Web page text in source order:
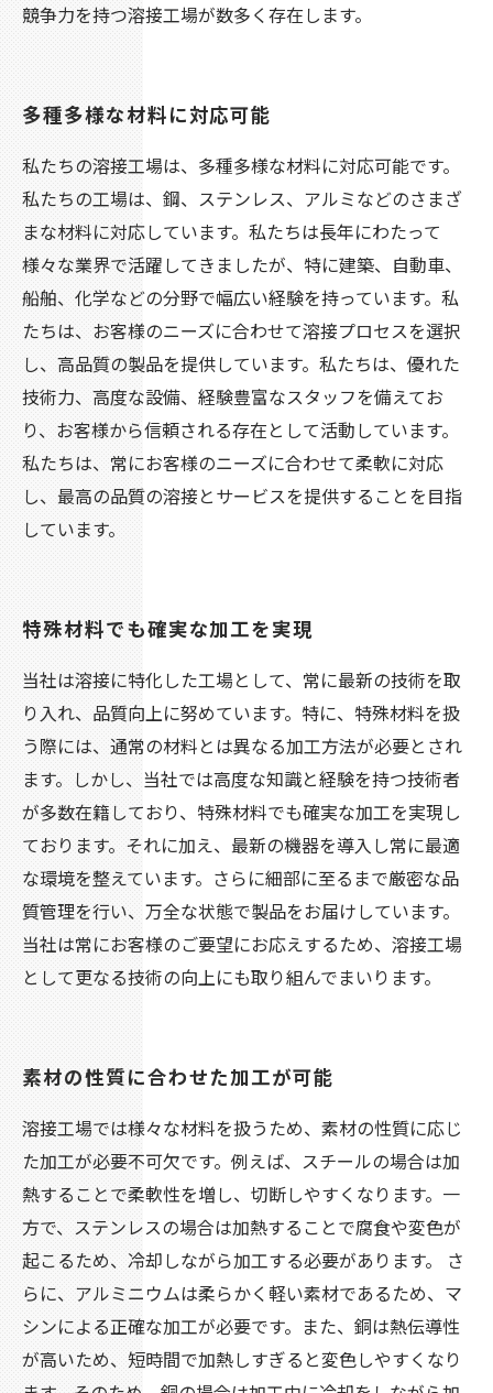
競争力を持つ溶接工場が数多く存在します。
多種多様な材料に対応可能
私たちの溶接工場は、多種多様な材料に対応可能です。
私たちの工場は、鋼、ステンレス、アルミなどのさまざ
まな材料に対応しています。私たちは長年にわたって
様々な業界で活躍してきましたが、特に建築、自動車、
船舶、化学などの分野で幅広い経験を持っています。私
たちは、お客様のニーズに合わせて溶接プロセスを選択
し、高品質の製品を提供しています。私たちは、優れた
技術力、高度な設備、経験豊富なスタッフを備えてお
り、お客様から信頼される存在として活動しています。
私たちは、常にお客様のニーズに合わせて柔軟に対応
し、最高の品質の溶接とサービスを提供することを目指
しています。
特殊材料でも確実な加工を実現
当社は溶接に特化した工場として、常に最新の技術を取
り入れ、品質向上に努めています。特に、特殊材料を扱
う際には、通常の材料とは異なる加工方法が必要とされ
ます。しかし、当社では高度な知識と経験を持つ技術者
が多数在籍しており、特殊材料でも確実な加工を実現し
ております。それに加え、最新の機器を導入し常に最適
な環境を整えています。さらに細部に至るまで厳密な品
質管理を行い、万全な状態で製品をお届けしています。
当社は常にお客様のご要望にお応えするため、溶接工場
として更なる技術の向上にも取り組んでまいります。
素材の性質に合わせた加工が可能
溶接工場では様々な材料を扱うため、素材の性質に応じ
た加工が必要不可欠です。例えば、スチールの場合は加
熱することで柔軟性を増し、切断しやすくなります。一
方で、ステンレスの場合は加熱することで腐食や変色が
起こるため、冷却しながら加工する必要があります。 さ
らに、アルミニウムは柔らかく軽い素材であるため、マ
シンによる正確な加工が必要です。また、銅は熱伝導性
が高いため、短時間で加熱しすぎると変色しやすくなり